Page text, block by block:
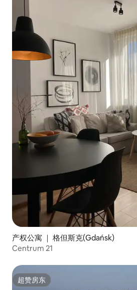
产权公寓 ｜ 格但斯克(Gdańsk)
Centrum 21
超赞房东
超赞房东